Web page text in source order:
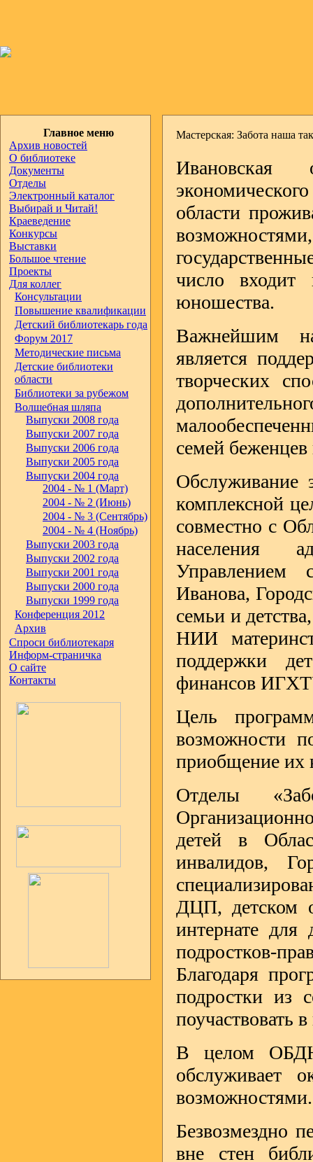
Главное меню
Архив новостей
О библиотеке
Документы
Отделы
Электронный каталог
Выбирай и Читай!
Краеведение
Конкурсы
Выставки
Большое чтение
Проекты
Для коллег
Консультации
Повышение квалификации
Детский библиотекарь года
Форум 2017
Методические письма
Детские библиотеки
области
Библиотеки за рубежом
Волшебная шляпа
Выпуски 2008 года
Выпуски 2007 года
Выпуски 2006 года
Выпуски 2005 года
Выпуски 2004 года
2004 - № 1 (Март)
2004 - № 2 (Июнь)
2004 - № 3 (Сентябрь)
2004 - № 4 (Ноябрь)
Выпуски 2003 года
Выпуски 2002 года
Выпуски 2001 года
Выпуски 2000 года
Выпуски 1999 года
Конференция 2012
Архив
Спроси библиотекаря
Информ-страничка
О сайте
Контакты
Мастерская: Забота наша
Ивановская
области
число входит
юношества.
Важнейшим
является
творческих
семей
Обслуживание
комплексной
совместно с
населения
Управлением
Иванова,
семьи и
НИИ
поддержки
финансов
Цель
возможности
приобщение их
Отделы
детей в
инвалидов,
ДЦП, детском
интернате для
подростков-
Благодаря
подростки из
поучаствовать
В целом
обслуживает
возможностями.
Безвозмездно
вне стен